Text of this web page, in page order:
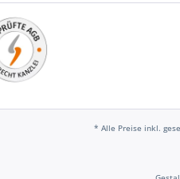
* Alle Preise inkl.